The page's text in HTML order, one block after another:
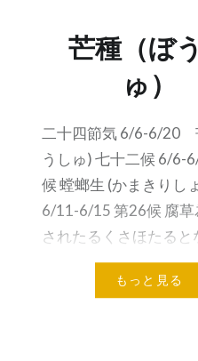
芒種（ぼ
ゅ）
二十四節気 6/6-6/20
うしゅ) 七十二候 6/6-
候 螳螂生 (かまきりし
6/11-6/15 第26候 腐草
されたるくさほたると
6/16-6/20 第27候 梅…
もっと見る